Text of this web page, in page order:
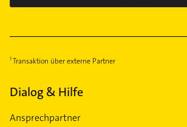
Transaktion über externe Partner
Dialog & Hilfe
Ansprechpartner